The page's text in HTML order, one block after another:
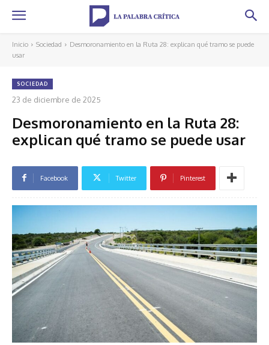
Inicio Sociedad
Desmoronamiento en la Ruta 28: explican qué tramo se puede
usar
SOCIEDAD
23 de diciembre de 2025
Desmoronamiento en la Ruta 28:
explican qué tramo se puede usar
Facebook Twitter Pinterest